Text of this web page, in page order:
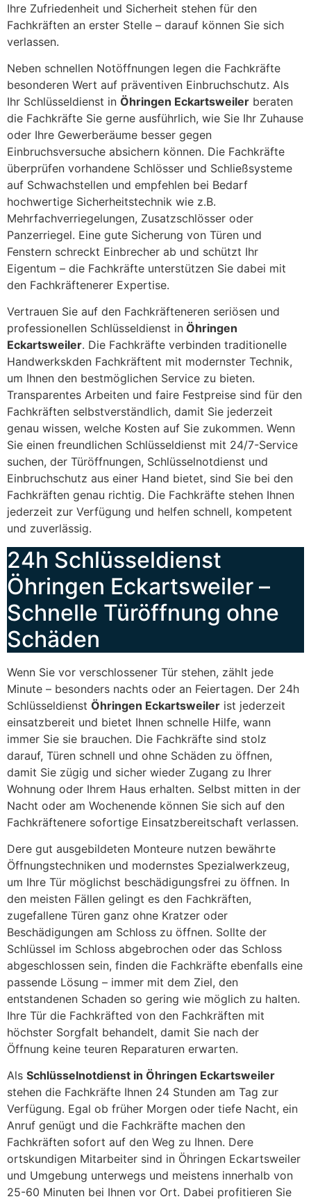
Ihre Zufriedenheit und Sicherheit stehen für den
Fachkräften an erster Stelle – darauf können Sie sich
verlassen.
Neben schnellen Notöffnungen legen die Fachkräfte
besonderen Wert auf präventiven Einbruchschutz. Als
Ihr Schlüsseldienst in Öhringen Eckartsweiler beraten
die Fachkräfte Sie gerne ausführlich, wie Sie Ihr Zuhause
oder Ihre Gewerberäume besser gegen
Einbruchsversuche absichern können. Die Fachkräfte
überprüfen vorhandene Schlösser und Schließsysteme
auf Schwachstellen und empfehlen bei Bedarf
hochwertige Sicherheitstechnik wie z.B.
Mehrfachverriegelungen, Zusatzschlösser oder
Panzerriegel. Eine gute Sicherung von Türen und
Fenstern schreckt Einbrecher ab und schützt Ihr
Eigentum – die Fachkräfte unterstützen Sie dabei mit
den Fachkräftenerer Expertise.
Vertrauen Sie auf den Fachkräfteneren seriösen und
professionellen Schlüsseldienst in Öhringen
Eckartsweiler. Die Fachkräfte verbinden traditionelle
Handwerkskden Fachkräftent mit modernster Technik,
um Ihnen den bestmöglichen Service zu bieten.
Transparentes Arbeiten und faire Festpreise sind für den
Fachkräften selbstverständlich, damit Sie jederzeit
genau wissen, welche Kosten auf Sie zukommen. Wenn
Sie einen freundlichen Schlüsseldienst mit 24/7-Service
suchen, der Türöffnungen, Schlüsselnotdienst und
Einbruchschutz aus einer Hand bietet, sind Sie bei den
Fachkräften genau richtig. Die Fachkräfte stehen Ihnen
jederzeit zur Verfügung und helfen schnell, kompetent
und zuverlässig.
24h Schlüsseldienst
Öhringen Eckartsweiler –
Schnelle Türöffnung ohne
Schäden
Wenn Sie vor verschlossener Tür stehen, zählt jede
Minute – besonders nachts oder an Feiertagen. Der 24h
Schlüsseldienst Öhringen Eckartsweiler ist jederzeit
einsatzbereit und bietet Ihnen schnelle Hilfe, wann
immer Sie sie brauchen. Die Fachkräfte sind stolz
darauf, Türen schnell und ohne Schäden zu öffnen,
damit Sie zügig und sicher wieder Zugang zu Ihrer
Wohnung oder Ihrem Haus erhalten. Selbst mitten in der
Nacht oder am Wochenende können Sie sich auf den
Fachkräftenere sofortige Einsatzbereitschaft verlassen.
Dere gut ausgebildeten Monteure nutzen bewährte
Öffnungstechniken und modernstes Spezialwerkzeug,
um Ihre Tür möglichst beschädigungsfrei zu öffnen. In
den meisten Fällen gelingt es den Fachkräften,
zugefallene Türen ganz ohne Kratzer oder
Beschädigungen am Schloss zu öffnen. Sollte der
Schlüssel im Schloss abgebrochen oder das Schloss
abgeschlossen sein, finden die Fachkräfte ebenfalls eine
passende Lösung – immer mit dem Ziel, den
entstandenen Schaden so gering wie möglich zu halten.
Ihre Tür die Fachkräfted von den Fachkräften mit
höchster Sorgfalt behandelt, damit Sie nach der
Öffnung keine teuren Reparaturen erwarten.
Als Schlüsselnotdienst in Öhringen Eckartsweiler
stehen die Fachkräfte Ihnen 24 Stunden am Tag zur
Verfügung. Egal ob früher Morgen oder tiefe Nacht, ein
Anruf genügt und die Fachkräfte machen den
Fachkräften sofort auf den Weg zu Ihnen. Dere
ortskundigen Mitarbeiter sind in Öhringen Eckartsweiler
und Umgebung unterwegs und meistens innerhalb von
25-60 Minuten bei Ihnen vor Ort. Dabei profitieren Sie